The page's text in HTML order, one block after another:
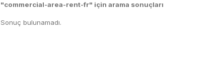
"commercial-area-rent-fr" için arama sonuçları
Sonuç bulunamadı.